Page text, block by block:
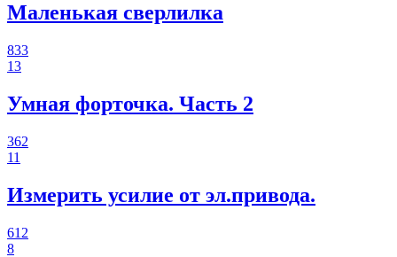
Маленькая сверлилка
833
13
Умная форточка. Часть 2
362
11
Измерить усилие от эл.привода.
612
8